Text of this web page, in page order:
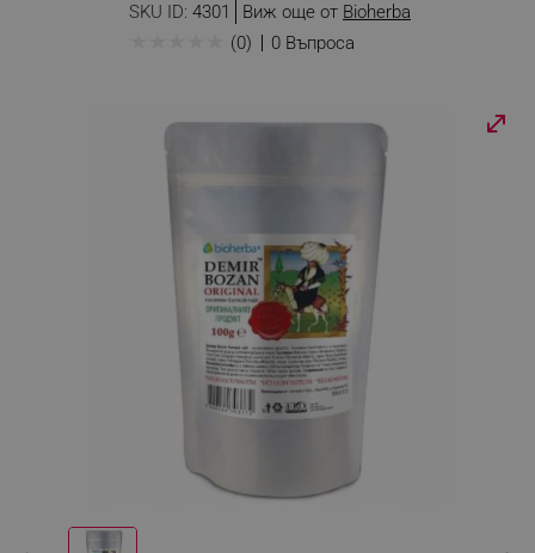
SKU ID: 4301 Виж още от Bioherba
(0) 0 Въпроса